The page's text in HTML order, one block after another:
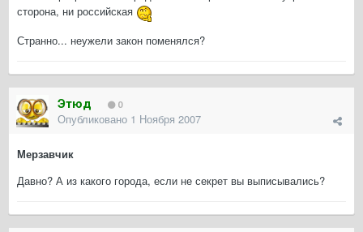
сторона, ни российская
Странно... неужели закон поменялся?
Этюд 0
Опубликовано 1 Ноября 2007
Мерзавчик
Давно? А из какого города, если не секрет вы выписывались?